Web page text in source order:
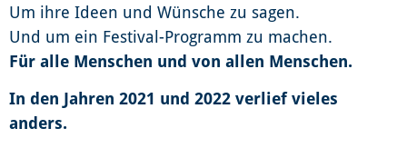
Um ihre Ideen und Wünsche zu sagen.
Und um ein Festival-Programm zu machen.
Für alle Menschen und von allen Menschen.
In den Jahren 2021 und 2022 verlief vieles
anders.